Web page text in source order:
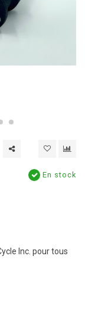
En stock
Inc. pour tous